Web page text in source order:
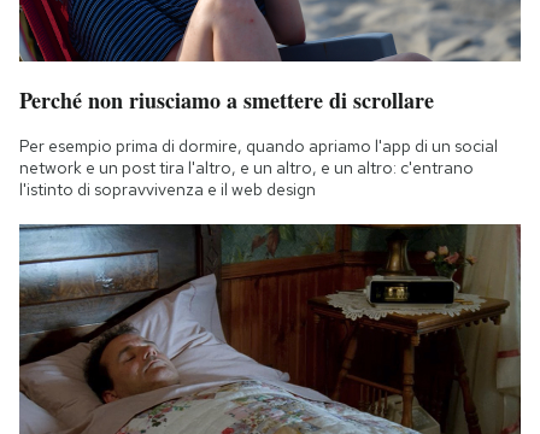
Perché non riusciamo a smettere di scrollare
Per esempio prima di dormire, quando apriamo l'app di un social
network e un post tira l'altro, e un altro, e un altro: c'entrano
l'istinto di sopravvivenza e il web design